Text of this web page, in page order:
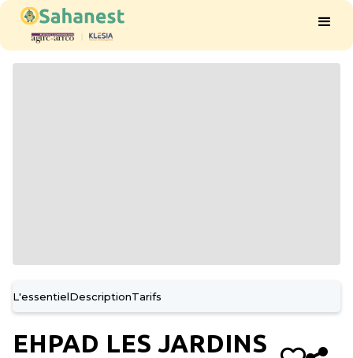
L'essentielDescriptionTarifs
EHPAD LES JARDINS